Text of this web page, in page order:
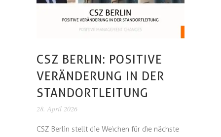
CSZ BERLIN: POSITIVE
VERÄNDERUNG IN DER
STANDORTLEITUNG
28. April 2026
CSZ Berlin stellt die Weichen für die nächste